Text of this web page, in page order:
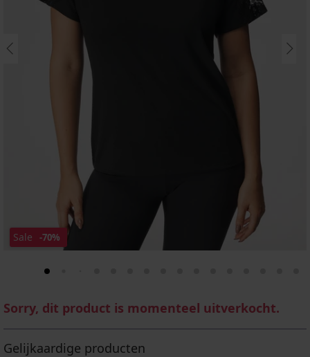
Sale -70%
Sorry, dit product is momenteel uitverkocht.
Gelijkaardige producten